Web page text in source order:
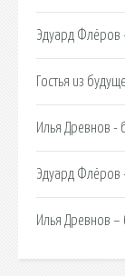
Эдуард Флёров
Гостья из
Илья Древнов -
Эдуард Флёров
Илья Древнов –